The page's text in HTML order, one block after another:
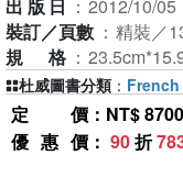
出版日 ： 2012/10/05
裝訂／頁數 ： 精裝／
規格 ：
定價 ：NT$
優惠價 ： 90折
杜威圖書分類 ：